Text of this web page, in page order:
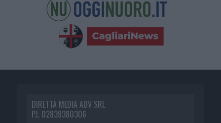
DIRETTA MEDIA ADV SRL
P.I. 02839380306